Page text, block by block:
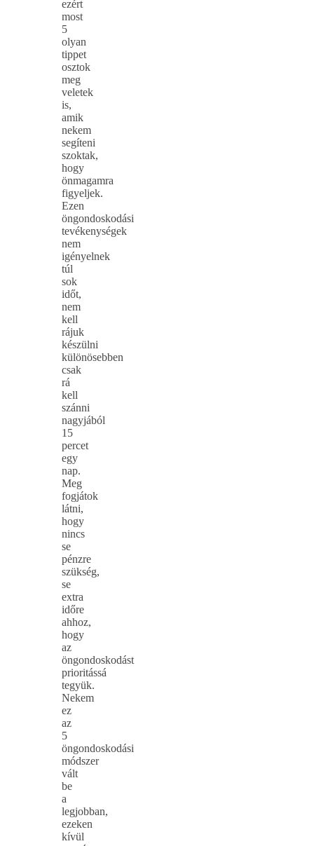
ezért
most
5
olyan
tippet
osztok
meg
veletek
is,
amik
nekem
segíteni
szoktak,
hogy
önmagamra
figyeljek.
Ezen
öngondoskodási
tevékenységek
nem
igényelnek
túl
sok
időt,
nem
kell
rájuk
készülni
különösebben
csak
rá
kell
szánni
nagyjából
15
percet
egy
nap.
Meg
fogjátok
látni,
hogy
nincs
se
pénzre
szükség,
se
extra
időre
ahhoz,
hogy
az
öngondoskodást
prioritássá
tegyük.
Nekem
ez
az
5
öngondoskodási
módszer
vált
be
a
legjobban,
ezeken
kívül